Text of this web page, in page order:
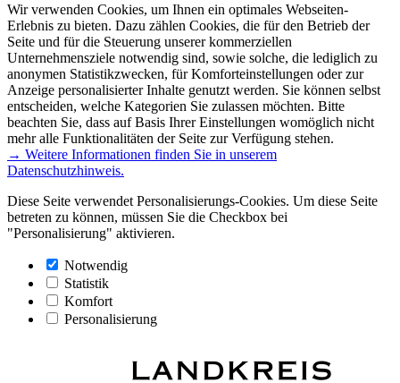
Wir verwenden Cookies, um Ihnen ein optimales Webseiten-
Erlebnis zu bieten. Dazu zählen Cookies, die für den Betrieb der
Seite und für die Steuerung unserer kommerziellen
Unternehmensziele notwendig sind, sowie solche, die lediglich zu
anonymen Statistikzwecken, für Komforteinstellungen oder zur
Anzeige personalisierter Inhalte genutzt werden. Sie können selbst
entscheiden, welche Kategorien Sie zulassen möchten. Bitte
beachten Sie, dass auf Basis Ihrer Einstellungen womöglich nicht
mehr alle Funktionalitäten der Seite zur Verfügung stehen.
→ Weitere Informationen finden Sie in unserem
Datenschutzhinweis.
Diese Seite verwendet Personalisierungs-Cookies. Um diese Seite
betreten zu können, müssen Sie die Checkbox bei
"Personalisierung" aktivieren.
Notwendig
Statistik
Komfort
Personalisierung